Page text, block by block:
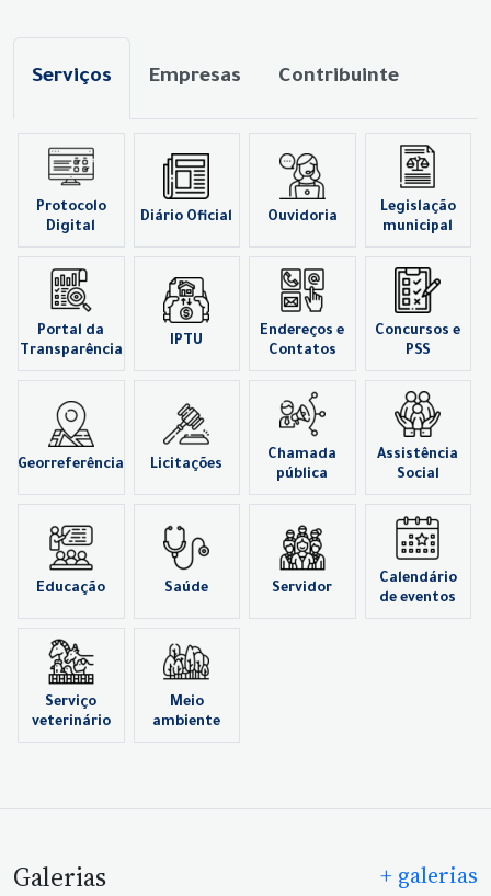
Serviços Empresas Contribuinte
Protocolo
Digital
Diário Oficial Ouvidoria
Legislação
municipal
Portal da
Transparência
IPTU
Endereços e
Contatos
Concursos e
PSS
Georreferência Licitações
Chamada
pública
Assistência
Social
Educação Saúde Servidor
Calendário
de eventos
Serviço
veterinário
Meio
ambiente
Galerias + galerias